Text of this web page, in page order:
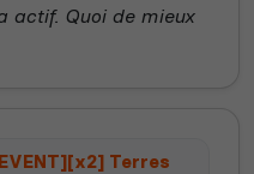
actif. Quoi de mieux
Terres